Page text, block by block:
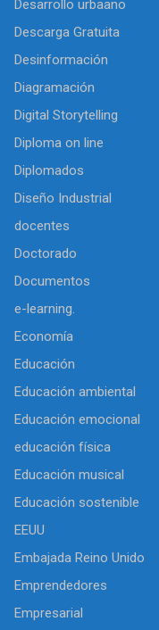
Desarrollo urbaano
Descarga Gratuita
Desinformación
Diagramación
Digital Storytelling
Diploma on line
Diplomados
Diseño Industrial
docentes
Doctorado
Documentos
e-learning.
Economía
Educación
Educación ambiental
Educación emocional
educación física
Educación musical
Educación sostenible
EEUU
Embajada Reino Unido
Emprendedores
Empresarial